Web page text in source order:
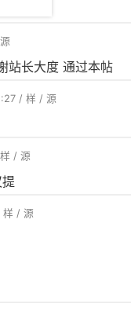
源
站长大度 通过本帖
/ 样 / 源
样 / 源
样 / 源